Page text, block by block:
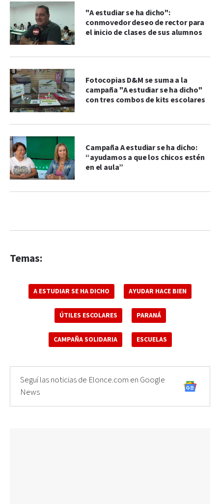
"A estudiar se ha dicho":
conmovedor deseo de rector para
el inicio de clases de sus alumnos
Fotocopias D&M se suma a la
campaña "A estudiar se ha dicho"
con tres combos de kits escolares
Campaña A estudiar se ha dicho:
“ayudamos a que los chicos estén
en el aula”
Temas:
A ESTUDIAR SE HA DICHO AYUDAR HACE BIEN
ÚTILES ESCOLARES PARANÁ
CAMPAÑA SOLIDARIA ESCUELAS
Seguí las noticias de Elonce.com en Google
News